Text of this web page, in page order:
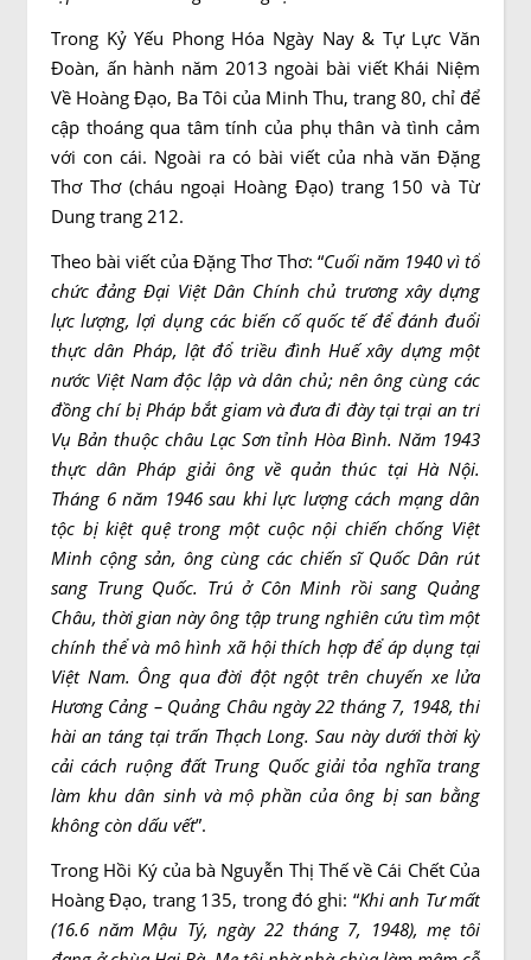
Trong Kỷ Yếu Phong Hóa Ngày Nay & Tự Lực Văn
Đoàn, ấn hành năm 2013 ngoài bài viết Khái Niệm
Về Hoàng Đạo, Ba Tôi của Minh Thu, trang 80, chỉ để
cập thoáng qua tâm tính của phụ thân và tình cảm
với con cái. Ngoài ra có bài viết của nhà văn Đặng
Thơ Thơ (cháu ngoại Hoàng Đạo) trang 150 và Từ
Dung trang 212.
Theo bài viết của Đặng Thơ Thơ: “Cuối năm 1940 vì tổ
chức đảng Đại Việt Dân Chính chủ trương xây dựng
lực lượng, lợi dụng các biến cố quốc tế để đánh đuổi
thực dân Pháp, lật đổ triều đình Huế xây dựng một
nước Việt Nam độc lập và dân chủ; nên ông cùng các
đồng chí bị Pháp bắt giam và đưa đi đày tại trại an trí
Vụ Bản thuộc châu Lạc Sơn tỉnh Hòa Bình. Năm 1943
thực dân Pháp giải ông về quản thúc tại Hà Nội.
Tháng 6 năm 1946 sau khi lực lượng cách mạng dân
tộc bị kiệt quệ trong một cuộc nội chiến chống Việt
Minh cộng sản, ông cùng các chiến sĩ Quốc Dân rút
sang Trung Quốc. Trú ở Côn Minh rồi sang Quảng
Châu, thời gian này ông tập trung nghiên cứu tìm một
chính thể và mô hình xã hội thích hợp để áp dụng tại
Việt Nam. Ông qua đời đột ngột trên chuyến xe lửa
Hương Cảng – Quảng Châu ngày 22 tháng 7, 1948, thi
hài an táng tại trấn Thạch Long. Sau này dưới thời kỳ
cải cách ruộng đất Trung Quốc giải tỏa nghĩa trang
làm khu dân sinh và mộ phần của ông bị san bằng
không còn dấu vết”.
Trong Hồi Ký của bà Nguyễn Thị Thế về Cái Chết Của
Hoàng Đạo, trang 135, trong đó ghi: “Khi anh Tư mất
(16.6 năm Mậu Tý, ngày 22 tháng 7, 1948), mẹ tôi